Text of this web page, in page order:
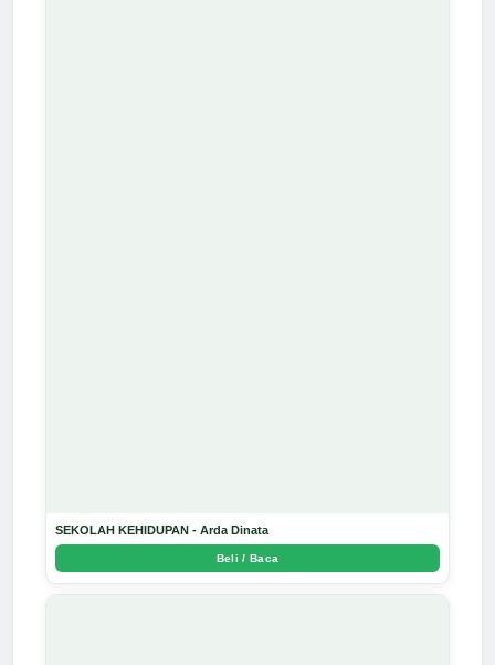
SEKOLAH KEHIDUPAN - Arda Dinata
Beli / Baca